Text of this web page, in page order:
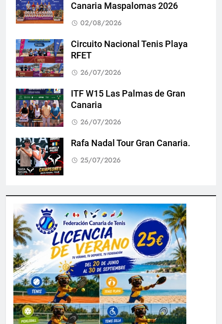
Canaria Maspalomas 2026
02/08/2026
Circuito Nacional Tenis Playa
RFET
26/07/2026
ITF W15 Las Palmas de Gran
Canaria
26/07/2026
Rafa Nadal Tour Gran Canaria.
25/07/2026